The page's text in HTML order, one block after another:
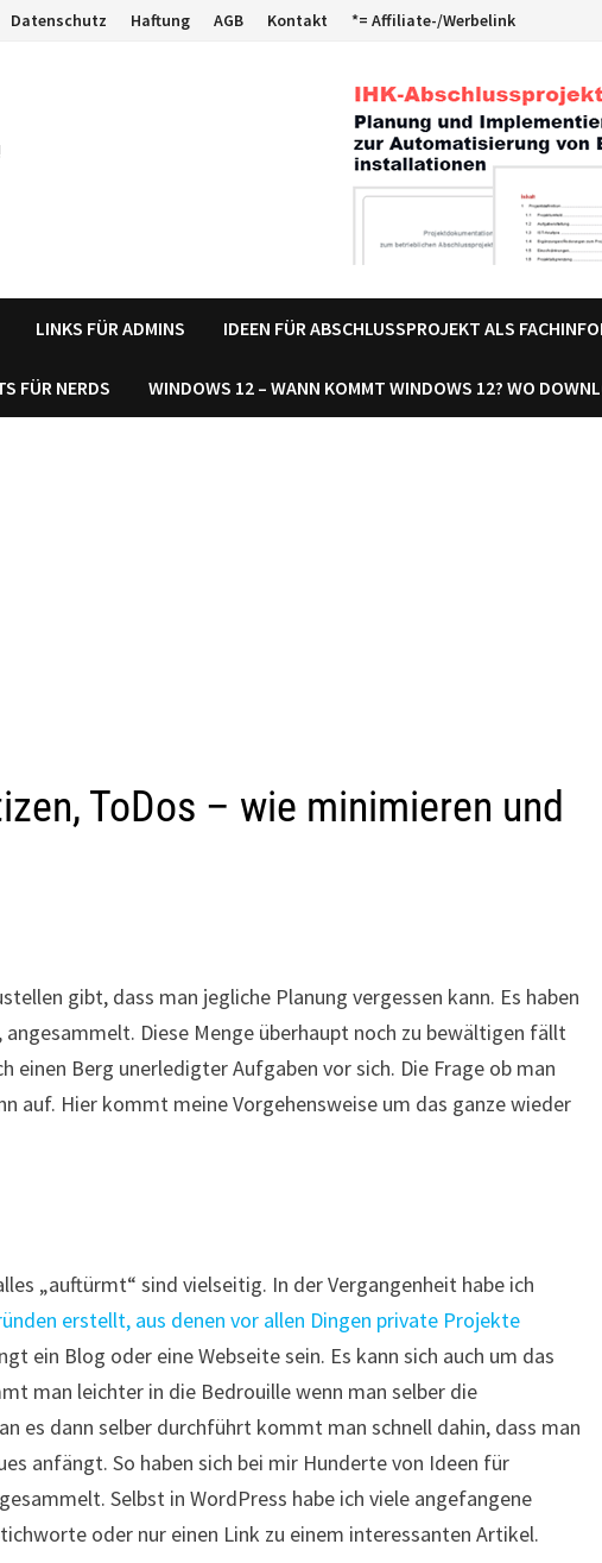
Datenschutz Haftung AGB Kontakt *= Affiliate-/Werbelink
LINKS FÜR ADMINS IDEEN FÜR ABSCHLUSSPROJEKT ALS
FÜR NERDS WINDOWS 12 – WANN KOMMT WINDOWS 12? WO
ToDos – wie minimieren und
gibt, dass man jegliche Planung vergessen kann. Es haben
Diese Menge überhaupt noch zu bewältigen fällt
einen Berg unerledigter Aufgaben vor sich. Die Frage ob man
auf. Hier kommt meine Vorgehensweise um das ganze wieder
„auftürmt“ sind vielseitig. In der Vergangenheit habe ich
erstellt, aus denen vor allen Dingen private Projekte
ein Blog oder eine Webseite sein. Es kann sich auch um das
man leichter in die Bedrouille wenn man selber die
es dann selber durchführt kommt man schnell dahin, dass man
anfängt. So haben sich bei mir Hunderte von Ideen für
Selbst in WordPress habe ich viele angefangene
oder nur einen Link zu einem interessanten Artikel.